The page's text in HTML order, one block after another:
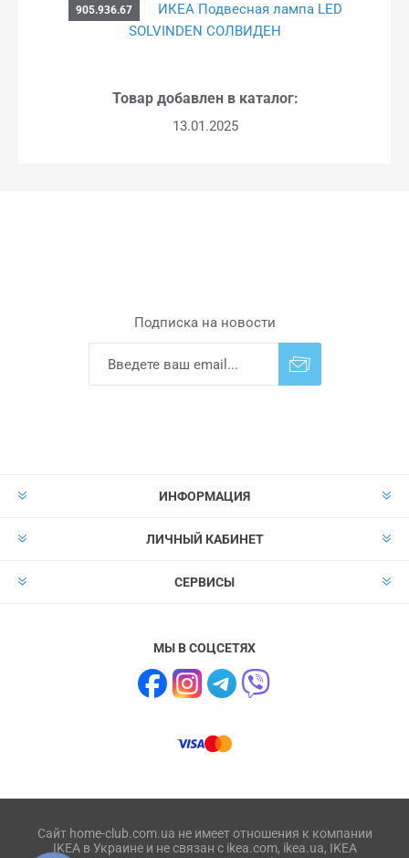
905.936.67
ИКЕА Подвесная лампа LED
SOLVINDEN СОЛВИДЕН
Товар добавлен в каталог:
13.01.2025
Подписка на новости
ИНФОРМАЦИЯ
ЛИЧНЫЙ КАБИНЕТ
СЕРВИСЫ
МЫ В СОЦСЕТЯХ
Сайт home-club.com.ua не имеет отношения к компании
IKEA в Украине и не связан с ikea.com, ikea.ua, IKEA